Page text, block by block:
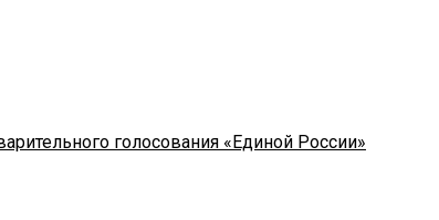
голосования «Единой России»